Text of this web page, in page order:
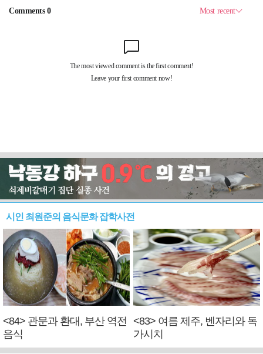
시인 최원준의 음식문화 잡학사전
<84> 관문과 환대, 부산 역전
음식
<83> 여름 제주, 벤자리와 독
가시치